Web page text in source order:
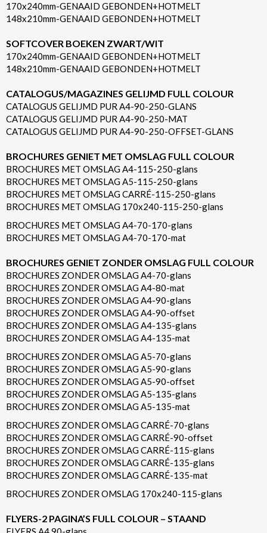
170x240mm-GENAAID GEBONDEN+HOTMELT
148x210mm-GENAAID GEBONDEN+HOTMELT
SOFTCOVER BOEKEN ZWART/WIT
170x240mm-GENAAID GEBONDEN+HOTMELT
148x210mm-GENAAID GEBONDEN+HOTMELT
CATALOGUS/MAGAZINES GELIJMD FULL COLOUR
CATALOGUS GELIJMD PUR A4-90-250-GLANS
CATALOGUS GELIJMD PUR A4-90-250-MAT
CATALOGUS GELIJMD PUR A4-90-250-OFFSET-GLANS
BROCHURES GENIET MET OMSLAG FULL COLOUR
BROCHURES MET OMSLAG A4-115-250-glans
BROCHURES MET OMSLAG A5-115-250-glans
BROCHURES MET OMSLAG CARRÉ-115-250-glans
BROCHURES MET OMSLAG 170x240-115-250-glans
BROCHURES MET OMSLAG A4-70-170-glans
BROCHURES MET OMSLAG A4-70-170-mat
BROCHURES GENIET ZONDER OMSLAG FULL COLOUR
BROCHURES ZONDER OMSLAG A4-70-glans
BROCHURES ZONDER OMSLAG A4-80-mat
BROCHURES ZONDER OMSLAG A4-90-glans
BROCHURES ZONDER OMSLAG A4-90-offset
BROCHURES ZONDER OMSLAG A4-135-glans
BROCHURES ZONDER OMSLAG A4-135-mat
BROCHURES ZONDER OMSLAG A5-70-glans
BROCHURES ZONDER OMSLAG A5-90-glans
BROCHURES ZONDER OMSLAG A5-90-offset
BROCHURES ZONDER OMSLAG A5-135-glans
BROCHURES ZONDER OMSLAG A5-135-mat
BROCHURES ZONDER OMSLAG CARRÉ-70-glans
BROCHURES ZONDER OMSLAG CARRÉ-90-offset
BROCHURES ZONDER OMSLAG CARRÉ-115-glans
BROCHURES ZONDER OMSLAG CARRÉ-135-glans
BROCHURES ZONDER OMSLAG CARRÉ-135-mat
BROCHURES ZONDER OMSLAG 170x240-115-glans
FLYERS-2 PAGINA’S FULL COLOUR – STAAND